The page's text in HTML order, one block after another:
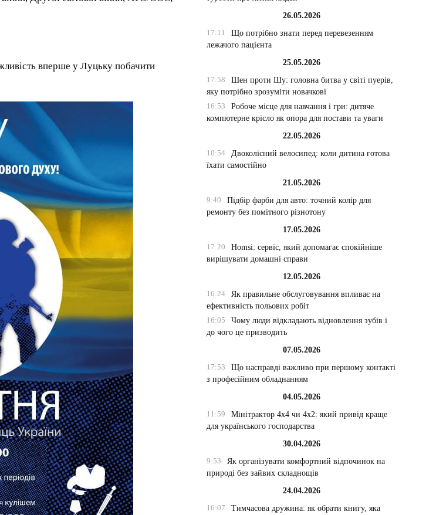
вперше у Луцьку побачити
26.05.2026
17:11
Що потрібно знати перед перевезенням
лежачого пацієнта
25.05.2026
17:58
Шен проти Шу: головна битва у світі пуерів,
яку потрібно зрозуміти новачкові
16:53
Робоче місце для навчання і гри: дитяче
компютерне крісло як опора для постави та уваги
22.05.2026
10:54
Двоколісний велосипед: коли дитина готова
їхати самостійно
21.05.2026
9:40
Підбір фарби для авто: точний колір для
ремонту без помітного різнотону
17.05.2026
17:20
Homsi: сервіс, який допомагає спокійніше
вирішувати домашні справи
12.05.2026
16:24
Як правильне обслуговування впливає на
ефективність польових робіт
16:05
Чому люди відкладають відновлення зубів і
до чого це призводить
07.05.2026
17:53
Що насправді важливо при першому контакті
з професійним обладнанням
04.05.2026
11:59
Мінітрактор 4х4 чи 4х2: який привід краще
для українського господарства
30.04.2026
9:53
Як організувати комфортний відпочинок на
природі без зайвих складнощів
24.04.2026
16:07
Тимчасова дружина: як обрати книгу, яка